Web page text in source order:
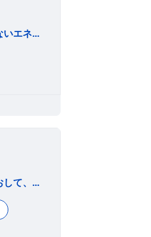
私たちは、 1. 石油・ケミカル製品類の海上輸送事業を通じて、暮らしに欠かせないエネルギー・資材の安定供給を支えています。 2. 安全運航を最優先に取り組み、地球環境の保全に努めます。 3. 内外航輸送で培った経験・ノウハウを生かして、選ばれ、信頼される会社づくりに挑戦し続けます。 4. 社会規範と企業倫理に則った経営を行います。
私たちは、全てのお客様と「一期一会」のご縁を大切に、暮らしと住まいをとおして、地域社会に貢献し、信頼される不動産総合企業を目指します。